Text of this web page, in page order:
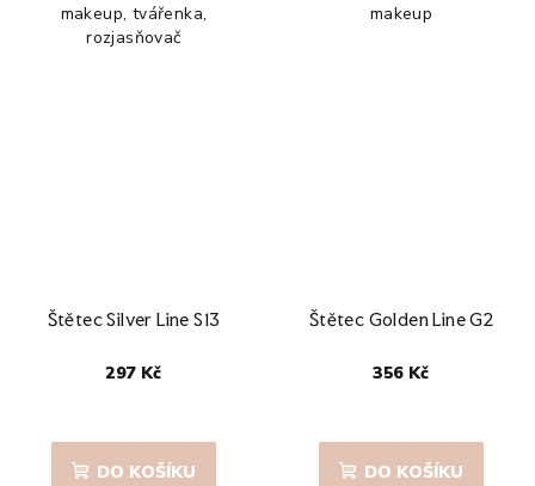
makeup, tvářenka,
rozjasňovač
makeup
Štětec Silver Line S13
297 Kč
DO KOŠÍKU
Štětec Golden Line G2
356 Kč
DO KOŠÍKU